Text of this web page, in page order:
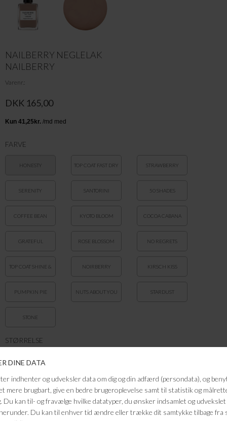
NAILBERRY NEGLELAK
NAILBERRY
Varenr.
DKK 165,00
FARVE
HONESTY TOP COAT FAST DRY STRAWBERRY
SERENITY SANTORINI 50 SHADES
COFFEE BEAN KYOTO BLOOM COCOA CABANA
GRATEFUL ROSE BLOSSOM NO REGRETS
TOP COAT SHINE & NOIRBERRY KIRSCH KISS
PUMPKIN PIE NUTS ABOUT YOU STARDUST
STONE
STØRRELSE
15 ML